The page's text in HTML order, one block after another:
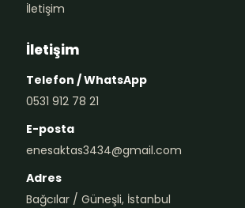
İletişim
İletişim
Telefon / WhatsApp
0531 912 78 21
E-posta
enesaktas3434@gmail.com
Adres
Bağcılar / Güneşli, İstanbul